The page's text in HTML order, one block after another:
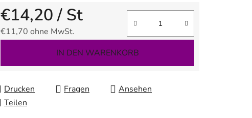
€14,20/ St
€11,70 ohne MwSt.
IN DEN WARENKORB
Drucken Fragen
Ansehen
Teilen